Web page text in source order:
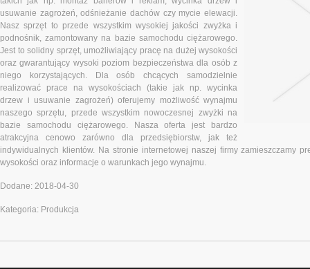
usuwanie zagrożeń, odśnieżanie dachów czy mycie elewacji.
Nasz sprzęt to przede wszystkim wysokiej jakości zwyżka i
podnośnik, zamontowany na bazie samochodu ciężarowego.
Jest to solidny sprzęt, umożliwiający pracę na dużej wysokości
oraz gwarantujący wysoki poziom bezpieczeństwa dla osób z
niego korzystających. Dla osób chcących samodzielnie
realizować prace na wysokościach (takie jak np. wycinka
drzew i usuwanie zagrożeń) oferujemy możliwość wynajmu
naszego sprzętu, przede wszystkim nowoczesnej zwyżki na
bazie samochodu ciężarowego. Nasza oferta jest bardzo
atrakcyjna cenowo zarówno dla przedsiębiorstw, jak też
indywidualnych klientów. Na stronie internetowej naszej firmy zamieszczamy
wysokości oraz informacje o warunkach jego wynajmu.
Dodane: 2018-04-30
Kategoria: Produkcja